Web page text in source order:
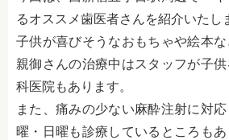
るオススメ歯医者さんを紹介いたし
子供が喜びそうなおもちゃや絵本な
親御さんの治療中はスタッフが子
科医院もあります。
また、 痛みの少ない麻酔注射に対
曜・日曜も診療しているところも